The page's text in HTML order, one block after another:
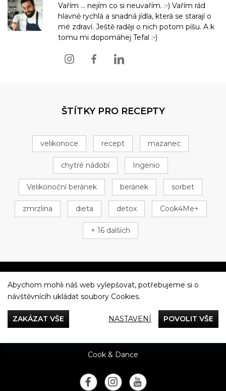
Vařím ... nejím co si neuvařím. :-) Vařím rád
hlavně rychlá a snadná jídla, která se starají o
mé zdraví. Ještě raději o nich potom píšu. A k
tomu mi dopomáhej Tefal :-)
ŠTÍTKY PRO RECEPTY
velikonoce recept mazanec
chytré nádobí Ingenio
Velikonoční beránek beránek sorbet
zmrzlina dieta detox Cook4Me+
+ 16 dalších
Večeříme společně
Cook & Dance
Abychom mohli náš web vylepšovat, potřebujeme si o
návštěvnícíh ukládat soubory Cookies.
ZAKÁZAT VŠE NASTAVENÍ POVOLIT VŠE